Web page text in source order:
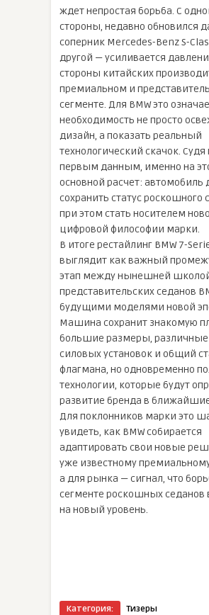
ждет непростая борьба. С
стороны, недавно обновился
соперник Mercedes-Benz S-
другой — усиливается
стороны китайских
премиальном и
сегменте. Для BMW это
необходимость не просто
дизайн, а показать реальный
технологический скачок. Судя
первым данным, именно на
основной расчет: автомобиль
сохранить статус роскошного
при этом стать носителем
цифровой философии марки.
В итоге рестайлинг BMW 7-
выглядит как важный
этап между нынешней
представительских седанов
будущими моделями новой
Машина сохранит знакомую
большие размеры,
силовых установок и общий
флагмана, но одновременно
технологии, которые будут
развитие бренда в
Для поклонников марки это
увидеть, как BMW собирается
адаптировать свои новые
уже известному
а для рынка — сигнал, что
сегменте роскошных седанов
на новый уровень.
Категория: Тизеры